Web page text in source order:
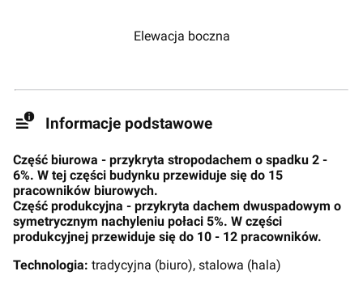
Elewacja boczna
Informacje podstawowe
Część biurowa - przykryta stropodachem o spadku 2 -
6%. W tej części budynku przewiduje się do 15
pracowników biurowych.
Część produkcyjna - przykryta dachem dwuspadowym o
symetrycznym nachyleniu połaci 5%. W części
produkcyjnej przewiduje się do 10 - 12 pracowników.
Technologia: tradycyjna (biuro), stalowa (hala)